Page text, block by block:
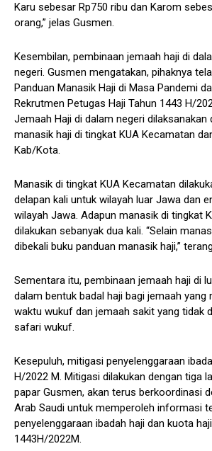
Karu sebesar Rp750 ribu dan Karom
orang,” jelas Gusmen.
Kesembilan, pembinaan jemaah haji di
negeri. Gusmen mengatakan, pihaknya
Panduan Manasik Haji di Masa Pandemi
Rekrutmen Petugas Haji Tahun 1443 H/
Jemaah Haji di dalam negeri dilaksanakan
manasik haji di tingkat KUA Kecamatan
Kab/Kota.
Manasik di tingkat KUA Kecamatan
delapan kali untuk wilayah luar Jawa dan
wilayah Jawa. Adapun manasik di tingkat
dilakukan sebanyak dua kali. “Selain
dibekali buku panduan manasik haji,”
Sementara itu, pembinaan jemaah haji di
dalam bentuk badal haji bagi jemaah yang
waktu wukuf dan jemaah sakit yang tidak
safari wukuf.
Kesepuluh, mitigasi penyelenggaraan
H/2022 M. Mitigasi dilakukan dengan tiga
papar Gusmen, akan terus berkoordinasi
Arab Saudi untuk memperoleh informasi
penyelenggaraan ibadah haji dan kuota
1443H/2022M.